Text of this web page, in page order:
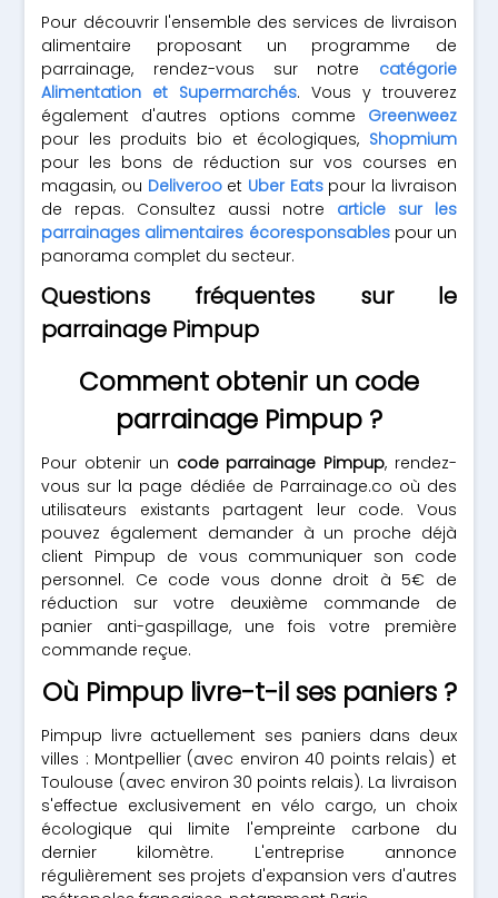
Pour découvrir l'ensemble des services de livraison
alimentaire proposant un programme de
parrainage, rendez-vous sur notre catégorie
Alimentation et Supermarchés. Vous y trouverez
également d'autres options comme Greenweez
pour les produits bio et écologiques, Shopmium
pour les bons de réduction sur vos courses en
magasin, ou Deliverooet Uber Eatspour la livraison
de repas. Consultez aussi notre article sur les
parrainages alimentaires écoresponsablespour un
panorama complet du secteur.
Questions fréquentes sur le
parrainage Pimpup
Comment obtenir un code
parrainage Pimpup ?
Pour obtenir un code parrainage Pimpup, rendez-
vous sur la page dédiée de Parrainage.co où des
utilisateurs existants partagent leur code. Vous
pouvez également demander à un proche déjà
client Pimpup de vous communiquer son code
personnel. Ce code vous donne droit à 5€ de
réduction sur votre deuxième commande de
panier anti-gaspillage, une fois votre première
commande reçue.
Où Pimpup livre-t-il ses paniers ?
Pimpup livre actuellement ses paniers dans deux
villes : Montpellier (avec environ 40 points relais) et
Toulouse (avec environ 30 points relais). La livraison
s'effectue exclusivement en vélo cargo, un choix
écologique qui limite l'empreinte carbone du
dernier kilomètre. L'entreprise annonce
régulièrement ses projets d'expansion vers d'autres